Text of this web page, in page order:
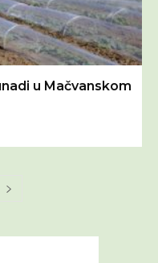
u Mačvanskom